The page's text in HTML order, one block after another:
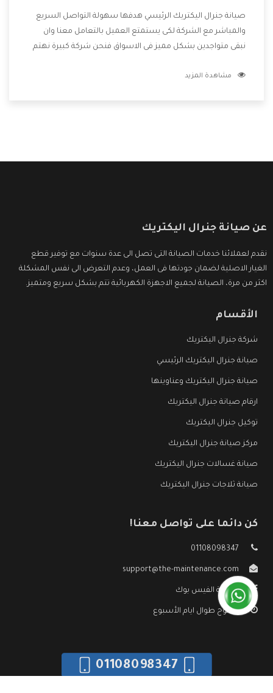
صيانة جنرال اليكتريك الرئيسي هدفها سهولة التواصل السريع
والمباشر مع الشركة لكى يستمتع العميل بالتعامل معنا وان
نبقى متواجدين بشكل مميز فى الاسواق فنحن شركة كبيرة نهتم
الشركة بها والتى تكون منها خدمة الصيانة التى تكون من أهم
مشاهدة المزيد
عن صيانة جنرال اليكتريك
نقدم لعملائنا خدمات الصيانة التى تصل الى عدة سنوات مع توفير قطع
الغيار الاصلية لضمان جودتها فى العمل، وعدم التعرض الى نفس المشكلة
اكثر من مرة، الصيانة لجميع الاجهزة الكهربائية تتم بشكل سريع ومتميز.
الأقسام
شركة جنرال اليكتريك
صيانة جنرال اليكتريك الرئيسي
صيانة جنرال اليكتريك وعناوينها
ارقام صيانة جنرال اليكتريك
توكيل جنرال اليكتريك
مركز صيانة جنرال اليكتريك
صيانة غسالات جنرال اليكتريك
صيانة ثلاجات جنرال اليكتريك
كن دائما على تواصل معنا!
01108098347
support@the-maintenance.com
صفحة الفيس بوك
مفتوح طوال ايام الأسبوع
01108098347